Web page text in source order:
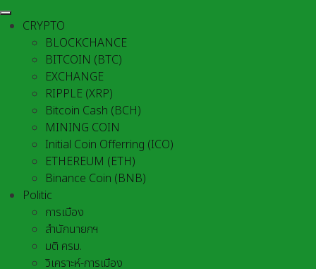
CRYPTO
BLOCKCHANCE
BITCOIN (BTC)
EXCHANGE
RIPPLE (XRP)
Bitcoin Cash (BCH)
MINING COIN
Initial Coin Offerring (ICO)
ETHEREUM (ETH)
Binance Coin (BNB)
Politic
การเมือง
สำนักนายกฯ
มติ ครม.
วิเคราะห์-การเมือง